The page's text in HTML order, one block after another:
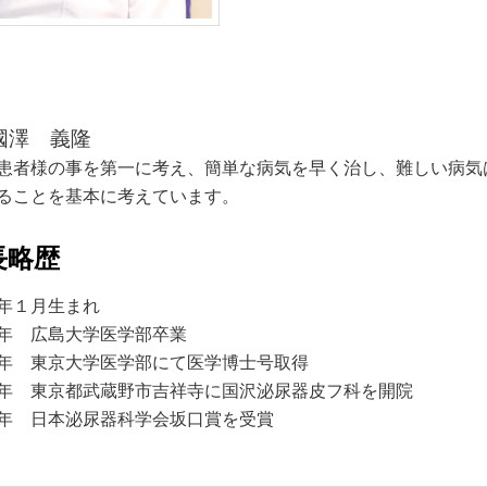
澤 義隆
者様の事を第一に考え、簡単な病気を早く治し、難しい病
ことを基本に考えています。
略歴
１月生まれ
広島大学医学部卒業
東京大学医学部にて医学博士号取得
東京都武蔵野市吉祥寺に国沢泌尿器皮フ科を開院
日本泌尿器科学会坂口賞を受賞